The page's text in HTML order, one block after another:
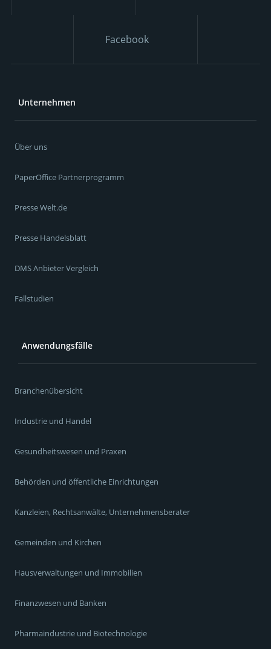
Facebook
Unternehmen
Über uns
PaperOffice Partnerprogramm
Presse Welt.de
Presse Handelsblatt
DMS Anbieter Vergleich
Fallstudien
Anwendungsfälle
Branchenübersicht
Industrie und Handel
Gesundheitswesen und Praxen
Behörden und öffentliche Einrichtungen
Kanzleien, Rechtsanwälte, Unternehmensberater
Gemeinden und Kirchen
Hausverwaltungen und Immobilien
Finanzwesen und Banken
Pharmaindustrie und Biotechnologie